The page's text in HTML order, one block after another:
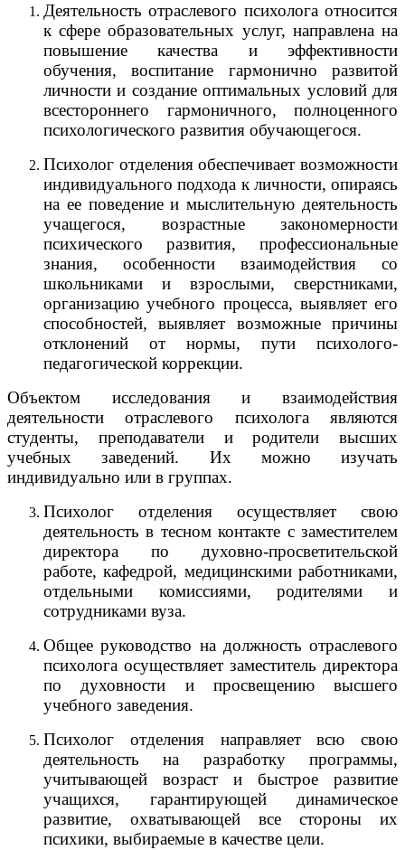
Деятельность отраслевого психолога относится
к сфере образовательных услуг, направлена ​​на
повышение качества и эффективности
обучения, воспитание гармонично развитой
личности и создание оптимальных условий для
всестороннего гармоничного, полноценного
психологического развития обучающегося.
Психолог отделения обеспечивает возможности
индивидуального подхода к личности, опираясь
на ее поведение и мыслительную деятельность
учащегося, возрастные закономерности
психического развития, профессиональные
знания, особенности взаимодействия со
школьниками и взрослыми, сверстниками,
организацию учебного процесса, выявляет его
способностей, выявляет возможные причины
отклонений от нормы, пути психолого-
педагогической коррекции.
Объектом исследования и взаимодействия
деятельности отраслевого психолога являются
студенты, преподаватели и родители высших
учебных заведений. Их можно изучать
индивидуально или в группах.
Психолог отделения осуществляет свою
деятельность в тесном контакте с заместителем
директора по духовно-просветительской
работе, кафедрой, медицинскими работниками,
отдельными комиссиями, родителями и
сотрудниками вуза.
Общее руководство на должность отраслевого
психолога осуществляет заместитель директора
по духовности и просвещению высшего
учебного заведения.
Психолог отделения направляет всю свою
деятельность на разработку программы,
учитывающей возраст и быстрое развитие
учащихся, гарантирующей динамическое
развитие, охватывающей все стороны их
психики, выбираемые в качестве цели.